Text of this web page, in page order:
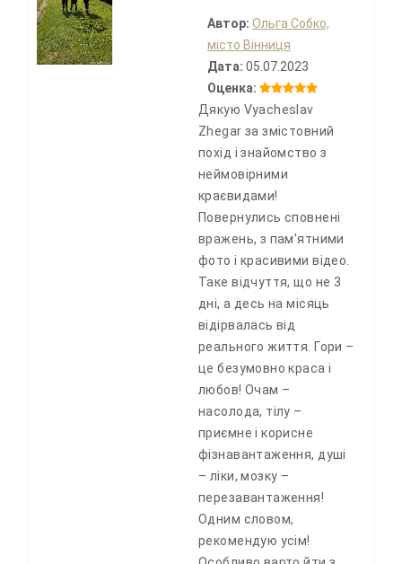
Автор: Ольга Собко,
місто Вінниця
Дата: 05.07.2023
Оценка:
Дякую Vyacheslav
Zhegar за змістовний
похід і знайомство з
неймовірними
краєвидами!
Повернулись сповнені
вражень, з пам’ятними
фото і красивими відео.
Таке відчуття, що не 3
дні, а десь на місяць
відірвалась від
реального життя. Гори –
це безумовно краса і
любов! Очам –
насолода, тілу –
приємне і корисне
фізнавантаження, душі
– ліки, мозку –
перезавантаження!
Одним словом,
рекомендую усім!